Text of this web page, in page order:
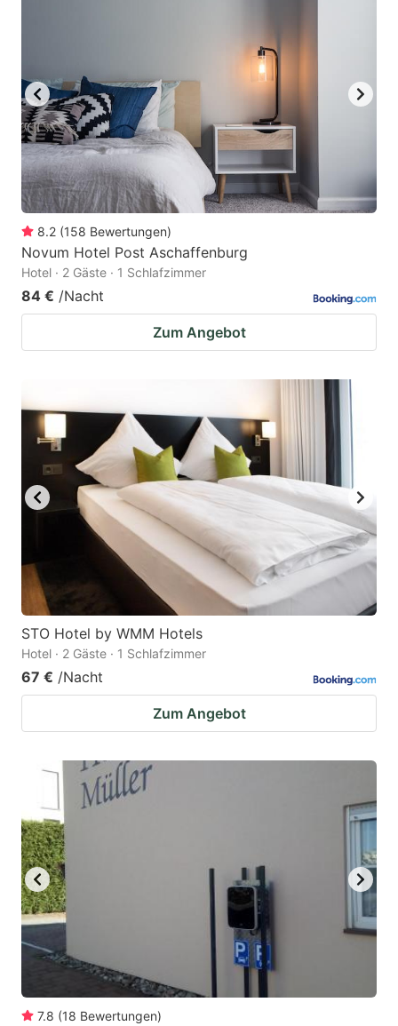
8.2 (158 Bewertungen)
Novum Hotel Post Aschaffenburg
Hotel · 2 Gäste · 1 Schlafzimmer
84 € /Nacht
Zum Angebot
STO Hotel by WMM Hotels
Hotel · 2 Gäste · 1 Schlafzimmer
67 € /Nacht
Zum Angebot
7.8 (18 Bewertungen)